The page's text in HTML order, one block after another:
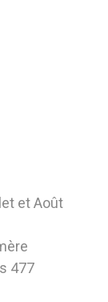
et Août
477